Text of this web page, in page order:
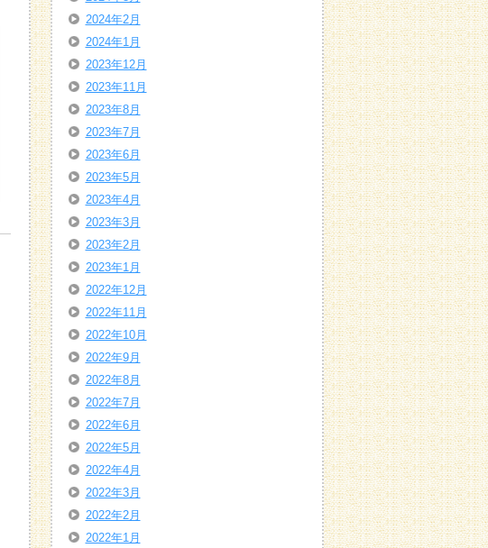
2024年2月
2024年1月
2023年12月
2023年11月
2023年8月
2023年7月
2023年6月
2023年5月
2023年4月
2023年3月
2023年2月
2023年1月
2022年12月
2022年11月
2022年10月
2022年9月
2022年8月
2022年7月
2022年6月
2022年5月
2022年4月
2022年3月
2022年2月
2022年1月